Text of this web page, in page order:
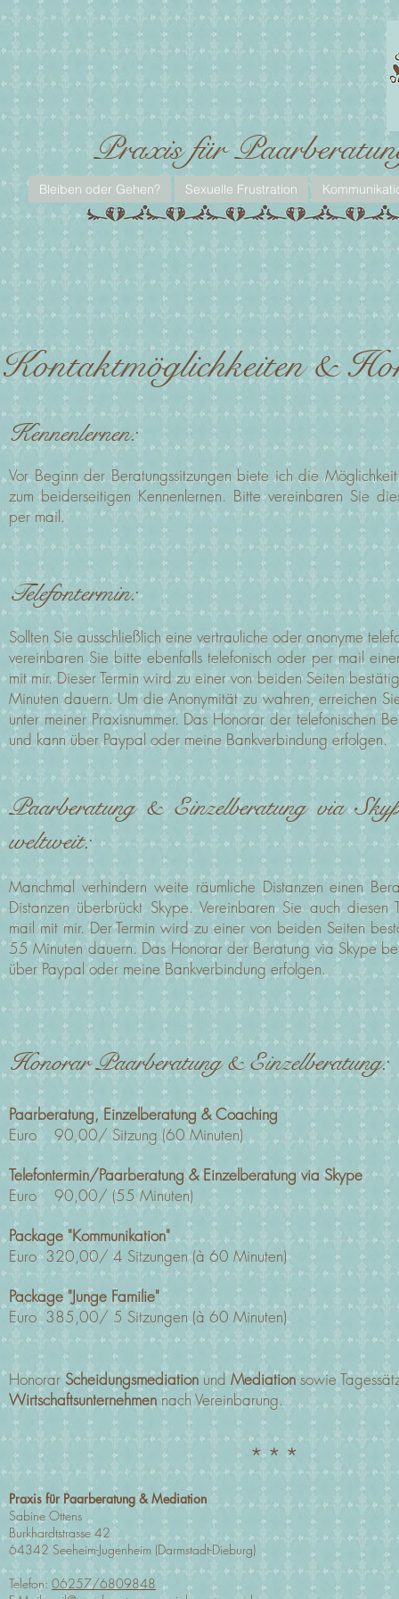
Praxis für
Bleiben oder Gehen? Sexuelle Frustration
Kontaktmöglichkeiten &
Kennenlernen:
Vor Beginn der Beratungssitzungen biete ich die Möglichkeit
zum beiderseitigen Kennenlernen. Bitte vereinbaren Sie
per mail.
Telefontermin:
Sollten Sie ausschließlich eine vertrauliche oder anonyme
vereinbaren Sie bitte ebenfalls telefonisch oder per mail
mit mir. Dieser Termin wird zu einer von beiden Seiten
Minuten dauern. Um die Anonymität zu wahren, erreichen
unter meiner Praxisnummer. Das Honorar der telefonischen
und kann über Paypal oder meine Bankverbindung erfolgen.
Paarberatung & Einzelberatung via
weltweit:
Manchmal verhindern weite räumliche Distanzen einen
Distanzen überbrückt Skype. Vereinbaren Sie auch diesen
mail mit mir. Der Termin wird zu einer von beiden Seiten
55 Minuten dauern. Das Honorar der Beratung via Skype
über Paypal oder meine Bankverbindung erfolgen.
Honorar Paarberatung & Einzelberatung:
Paarberatung, Einzelberatung & Coaching
Euro 90,00/ Sitzung (60 Minuten)
Telefontermin/Paarberatung & Einzelberatung via Skype
Euro 90,00/ (55 Minuten)
Package "Kommunikation"
Euro 320,00/ 4 Sitzungen (à 60 Minuten)
Package "Junge Familie"
Euro 385,00/ 5 Sitzungen (à 60 Minuten)
Honorar ScheidungsmediationundMediationsowie
Wirtschaftsunternehmen nach Vereinbarung.
* * *
Praxis für Paarberatung & Mediation
Sabine Ottens
Burkhardtstrasse 42
64342 Seeheim-Jugenheim (Darmstadt-Dieburg)
Telefon: 06257/6809848